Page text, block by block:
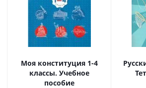
Моя конституция 1-4
классы. Учебное
пособие